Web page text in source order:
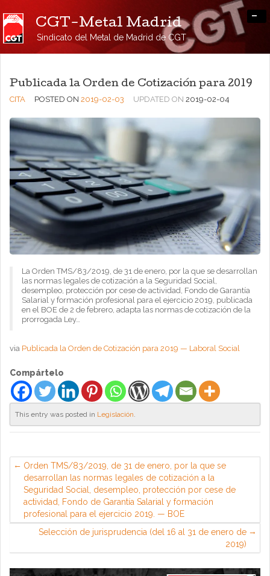
CGT-Metal Madrid
Sindicato del Metal de Madrid de CGT
-
Publicada la Orden de Cotización para 2019
CITA POSTED ON 2019-02-03 UPDATED ON 2019-02-04
La Orden TMS/83/2019, de 31 de enero, por la que se desarrollan
las normas legales de cotización a la Seguridad Social,
desempleo, protección por cese de actividad, Fondo de Garantía
Salarial y formación profesional para el ejercicio 2019, publicada
en el BOE de 2 de febrero, adapta las normas de cotización de la
prorrogada Ley…
via Publicada la Orden de Cotización para 2019 — Laboral Social
Compártelo
This entry was posted in Legislación
Orden TMS/83/2019, de 31 de enero, por la que se
desarrollan las normas legales de cotización a la
Seguridad Social, desempleo, protección por cese de
actividad, Fondo de Garantía Salarial y formación
profesional para el ejercicio 2019. — BOE
Selección de jurisprudencia (del 16 al 31 de enero de
2019)